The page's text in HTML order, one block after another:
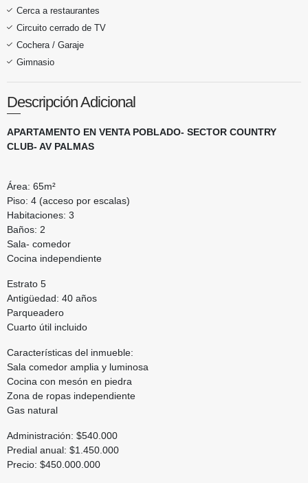
Cerca a restaurantes
Circuito cerrado de TV
Cochera / Garaje
Gimnasio
Descripción Adicional
APARTAMENTO EN VENTA POBLADO- SECTOR COUNTRY
CLUB- AV PALMAS
Área: 65m²
Piso: 4 (acceso por escalas)
Habitaciones: 3
Baños: 2
Sala- comedor
Cocina independiente
Estrato 5
Antigüedad: 40 años
Parqueadero
Cuarto útil incluido
Características del inmueble:
Sala comedor amplia y luminosa
Cocina con mesón en piedra
Zona de ropas independiente
Gas natural
Administración: $540.000
Predial anual: $1.450.000
Precio: $450.000.000